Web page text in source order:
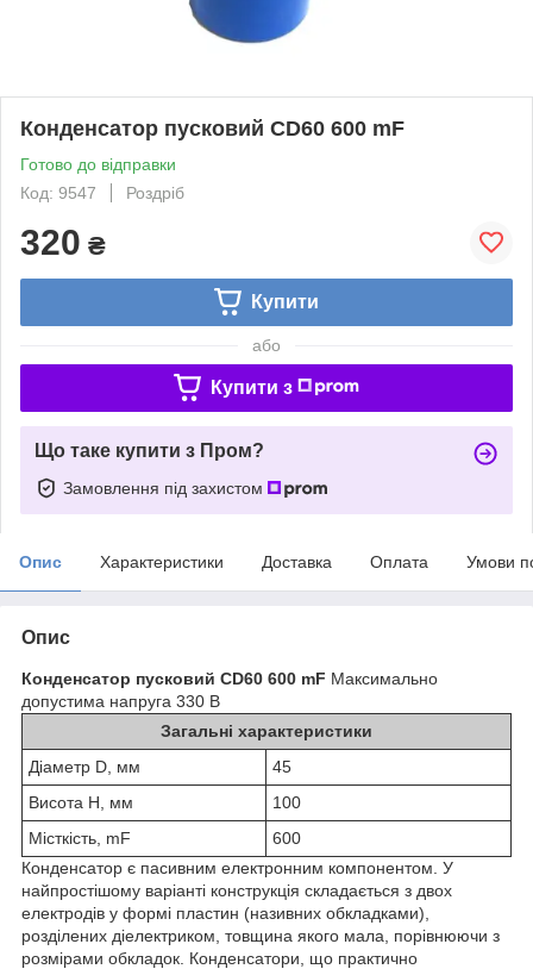
Конденсатор пусковий CD60 600 mF
Готово до відправки
Код: 9547
Роздріб
320 ₴
Купити
або
Купити з
Що таке купити з Пром?
Замовлення під захистом
Опис Характеристики Доставка Оплата Умови
Опис
Конденсатор пусковий CD60 600 mF Максимально
допустима напруга 330 В
Загальні характеристики
Діаметр D, мм
45
Висота Н, мм
100
Місткість, mF
600
Конденсатор є пасивним електронним компонентом. У
найпростішому варіанті конструкція складається з двох
електродів у формі пластин (називних обкладками),
розділених діелектриком, товщина якого мала, порівнюючи з
розмірами обкладок. Конденсатори, що практично